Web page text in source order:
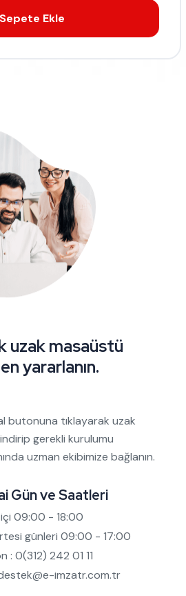
Sepete Ekle
uzak masaüstü
yararlanın.
butonuna tıklayarak uzak
gerekli kurulumu
uzman ekibimize bağlanın.
Gün ve Saatleri
09:00 - 18:00
günleri 09:00 - 17:00
: 0(312) 242 01 11
imzatr.com.tr